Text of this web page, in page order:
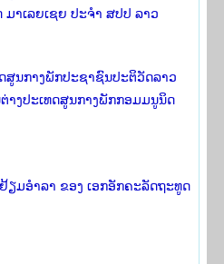
າເລຍເຊຍ ປະຈຳ ສປປ ລາວ
ນກາງພັກປະຊາຊົນປະຕິວັດລາວ
ງປະເທດສູນກາງພັກກອມມນູນິດ
ມອໍາລາ ຂອງ ເອກອັກຄະລັດຖະທູດ